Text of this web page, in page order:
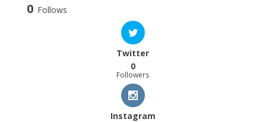
0 Follows
Twitter
0
Followers
Instagram